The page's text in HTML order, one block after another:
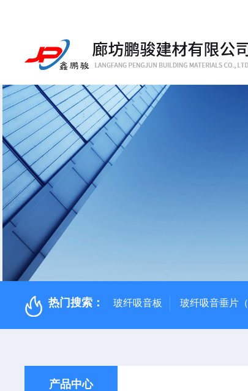
热门搜索： 玻纤吸音板 玻纤吸音垂片
产品中心